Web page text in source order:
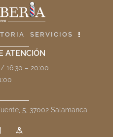
SERVICIOS
ATENCIÓN
16:30 – 20:00
5, 37002 Salamanca